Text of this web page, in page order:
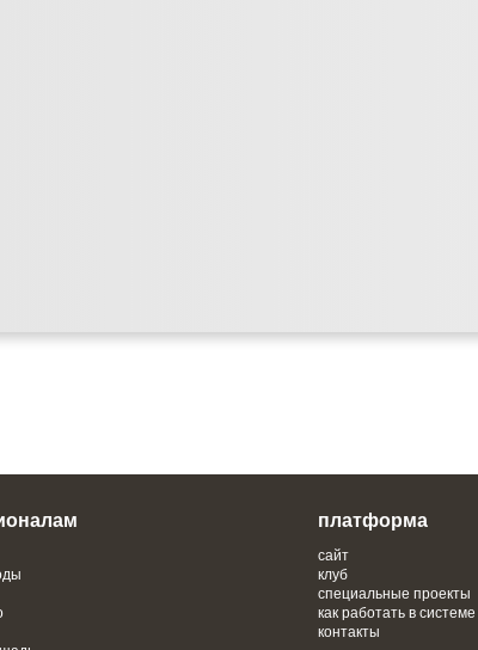
платформа
сайт
клуб
специальные проекты
как работать в системе
контакты